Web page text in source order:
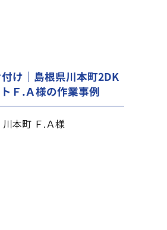
け｜島根県川本町2DK
Ｆ.Ａ様の作業事例
川本町 Ｆ.Ａ様